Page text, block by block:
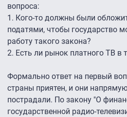
вопроса:
1. Кого-то должны были
податями, чтобы государство
работу такого закона?
2. Есть ли рынок платного ТВ в
Формально ответ на первый
страны приятен, и они
пострадали. По закону "О
государственной радио-